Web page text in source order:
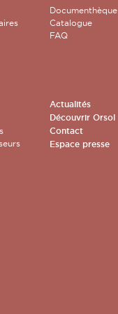
Documenthèque
Catalogue
FAQ
Actualités
Découvrir Orsol
Contact
Espace presse